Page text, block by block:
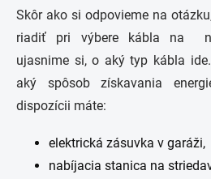
Skôr ako si odpovieme na
riadiť pri výbere kábla na
ujasnime si, o aký typ kábla
aký spôsob získavania
dispozícii máte:
elektrická zásuvka v garáži,
nabíjacia stanica na